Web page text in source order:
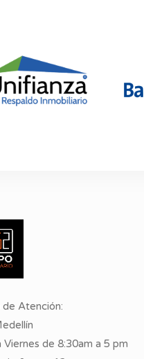
de Atención:
Viernes de 8:30am a 5 pm